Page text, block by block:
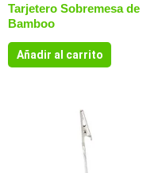
Tarjetero Sobremesa de
Bamboo
Añadir al carrito